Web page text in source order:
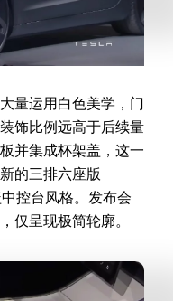
量运用白色美学，门
饰比例远高于后续量
并集成杯架盖，这一
的三排六座版
控台风格。发布会
仅呈现极简轮廓。